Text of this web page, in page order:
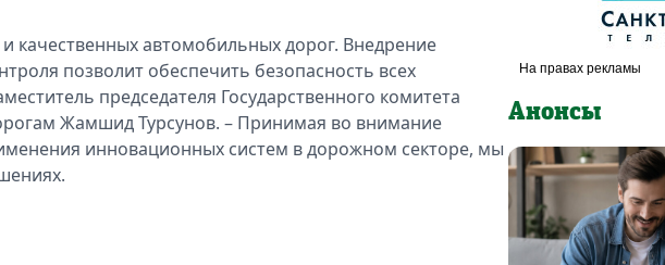
качественных автомобильных дорог. Внедрение
позволит обеспечить безопасность всех
председателя Государственного комитета
Жамшид Турсунов. – Принимая во внимание
инновационных систем в дорожном секторе, мы
Анонсы